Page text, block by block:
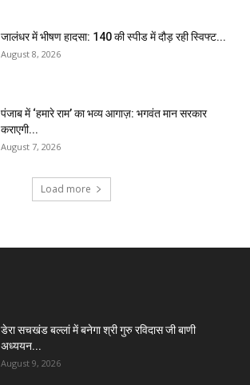
जालंधर में भीषण हादसा: 140 की स्पीड में दौड़ रही स्विफ्ट...
August 8, 2026
पंजाब में ‘हमारे राम’ का भव्य आगाज़: भगवंत मान सरकार
कराएगी...
August 7, 2026
Load more
डेरा सचखंड बल्लां में बनेगा श्री गुरु रविदास जी बाणी
अध्ययन...
August 9, 2026